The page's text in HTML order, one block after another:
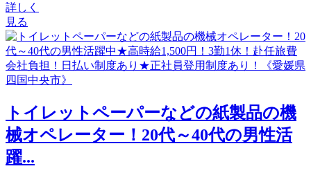
詳しく
見る
トイレットペーパーなどの紙製品の機
械オペレーター！20代～40代の男性活
躍...